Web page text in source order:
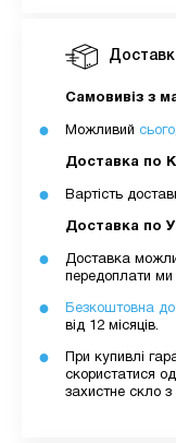
Самовивіз з
Можливий
Доставка по
Вартість
Доставка по
Доставка
передоплати ми
Безкоштовна
від 12 місяців.
При купивлі
скористатися
захистне скло